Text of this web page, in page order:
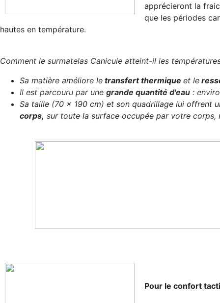
apprécieront la
que les périodes
hautes en température.
Comment le surmatelas Canicule atteint-il les
Sa matière améliore le transfert thermique et le
Il est parcouru par une grande quantité d'eau :
Sa taille (70 x 190 cm) et son quadrillage lui offrent
corps, sur toute la surface occupée par votre corps,
Pour le confort